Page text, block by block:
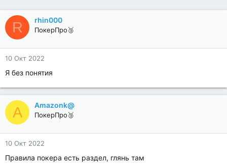
R rhin000
ПокерПро🥉
10 Окт 2022
Я без понятия
A Amazonk@
ПокерПро🥉
10 Окт 2022
Правила покера есть раздел, глянь там